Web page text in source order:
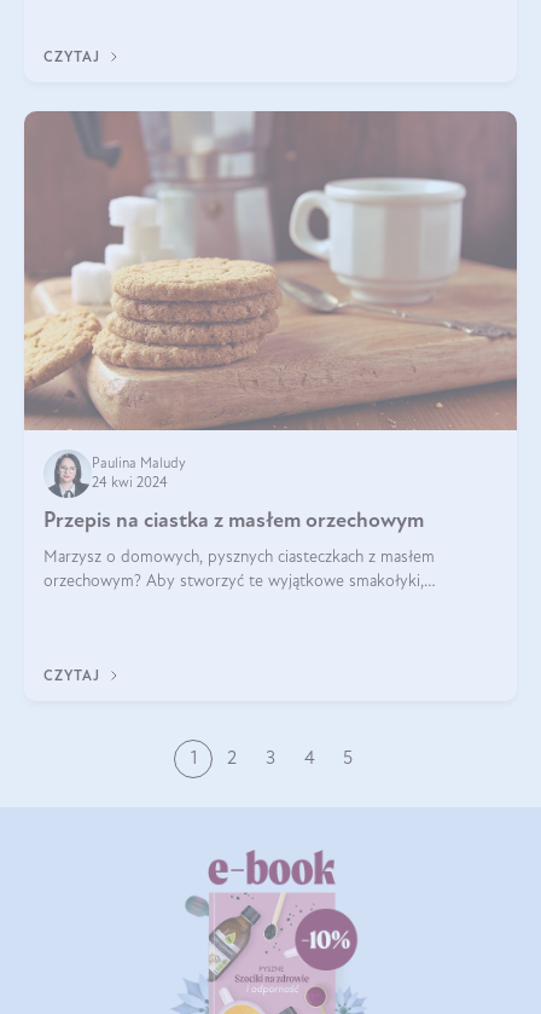
CZYTAJ
Paulina Maludy
24 kwi 2024
Przepis na ciastka z masłem orzechowym
Marzysz o domowych, pysznych ciasteczkach z masłem
orzechowym? Aby stworzyć te wyjątkowe smakołyki,
CZYTAJ
1 2 3 4 5